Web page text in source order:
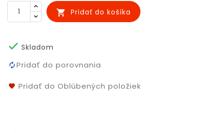
 Pridať do košíka
 Skladom
Pridať do porovnania
Pridať do Oblúbených položiek